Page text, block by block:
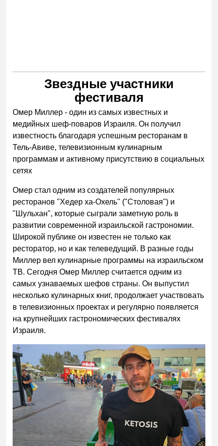
Звездные участники
фестиваля
Омер Миллер - один из самых известных и
медийных шеф-поваров Израиля. Он получил
известность благодаря успешным ресторанам в
Тель-Авиве, телевизионным кулинарным
программам и активному присутствию в социальных
сетях
Омер стал одним из создателей популярных
ресторанов "Хедер ха-Охель" ("Столовая") и
"Шульхан", которые сыграли заметную роль в
развитии современной израильской гастрономии.
Широкой публике он известен не только как
ресторатор, но и как телеведущий. В разные годы
Миллер вел кулинарные программы на израильском
ТВ. Сегодня Омер Миллер считается одним из
самых узнаваемых шефов страны. Он выпустил
несколько кулинарных книг, продолжает участвовать
в телевизионных проектах и регулярно появляется
на крупнейших гастрономических фестивалях
Израиля.